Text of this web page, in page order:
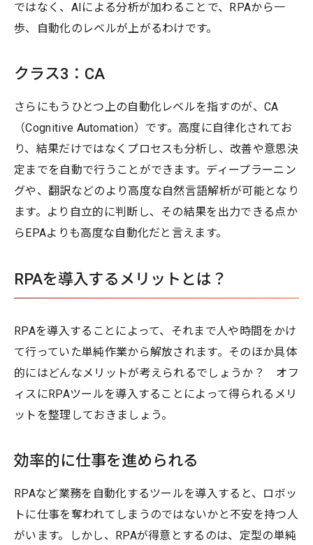
ではなく、AIによる分析が加わることで、RPAから一
歩、自動化のレベルが上がるわけです。
クラス3：CA
さらにもうひとつ上の自動化レベルを指すのが、CA
（Cognitive Automation）です。高度に自律化されてお
り、結果だけではなくプロセスも分析し、改善や意思決
定までを自動で行うことができます。ディープラーニン
グや、翻訳などのより高度な自然言語解析が可能となり
ます。より自立的に判断し、その結果を出力できる点か
らEPAよりも高度な自動化だと言えます。
RPAを導入するメリットとは？
RPAを導入することによって、それまで人や時間をかけ
て行っていた単純作業から解放されます。そのほか具体
的にはどんなメリットが考えられるでしょうか？ オフ
ィスにRPAツールを導入することによって得られるメリ
ットを整理しておきましょう。
効率的に仕事を進められる
RPAなど業務を自動化するツールを導入すると、ロボッ
トに仕事を奪われてしまうのではないかと不安を持つ人
がいます。しかし、RPAが得意とするのは、定型の単純